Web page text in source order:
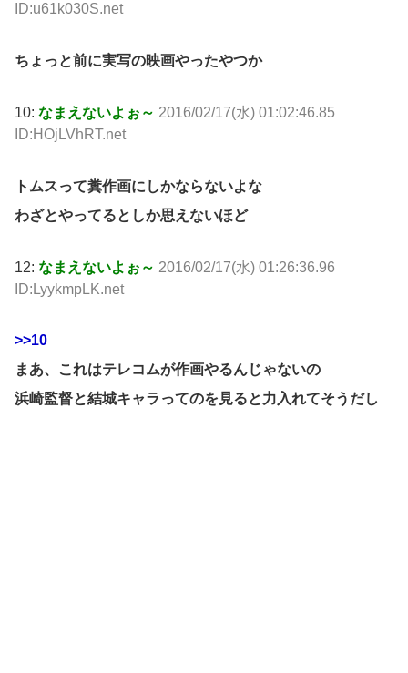
ID:u61k030S.net
ちょっと前に実写の映画やったやつか
10: なまえないよぉ～ 2016/02/17(水) 01:02:46.85
ID:HOjLVhRT.net
トムスって糞作画にしかならないよな
わざとやってるとしか思えないほど
12: なまえないよぉ～ 2016/02/17(水) 01:26:36.96
ID:LyykmpLK.net
>>10
まあ、これはテレコムが作画やるんじゃないの
浜崎監督と結城キャラってのを見ると力入れてそうだし